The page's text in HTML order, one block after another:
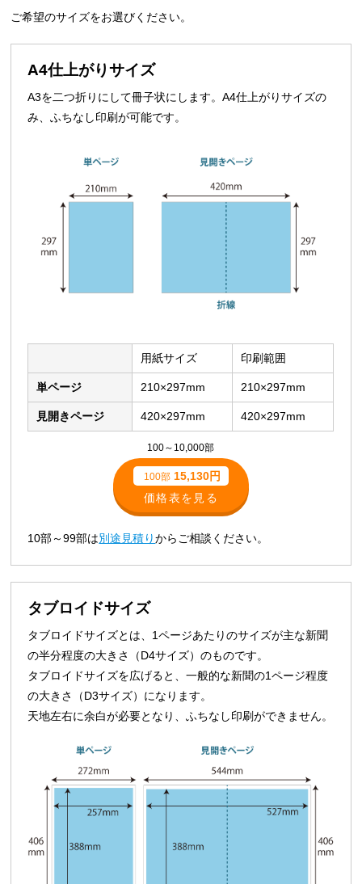
ご希望のサイズをお選びください。
A4仕上がりサイズ
A3を二つ折りにして冊子状にします。A4仕上がりサイズの
み、ふちなし印刷が可能です。
用紙サイズ 印刷範囲
単ページ 210×297mm 210×297mm
見開きページ 420×297mm 420×297mm
100～10,000部
100部15,130円
価格表を見る
10部～99部は別途見積りからご相談ください。
タブロイドサイズ
タブロイドサイズとは、1ページあたりのサイズが主な新聞
の半分程度の大きさ（D4サイズ）のものです。
タブロイドサイズを広げると、一般的な新聞の1ページ程度
の大きさ（D3サイズ）になります。
天地左右に余白が必要となり、ふちなし印刷ができません。